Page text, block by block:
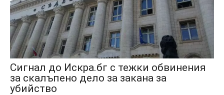
Сигнал до Искра.бг с тежки обвинения
за скалъпено дело за закана за
убийство